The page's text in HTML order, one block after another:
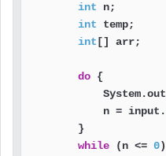
int n;
int temp;
int [] arr;
do {
n =
        }
while (n <= 0